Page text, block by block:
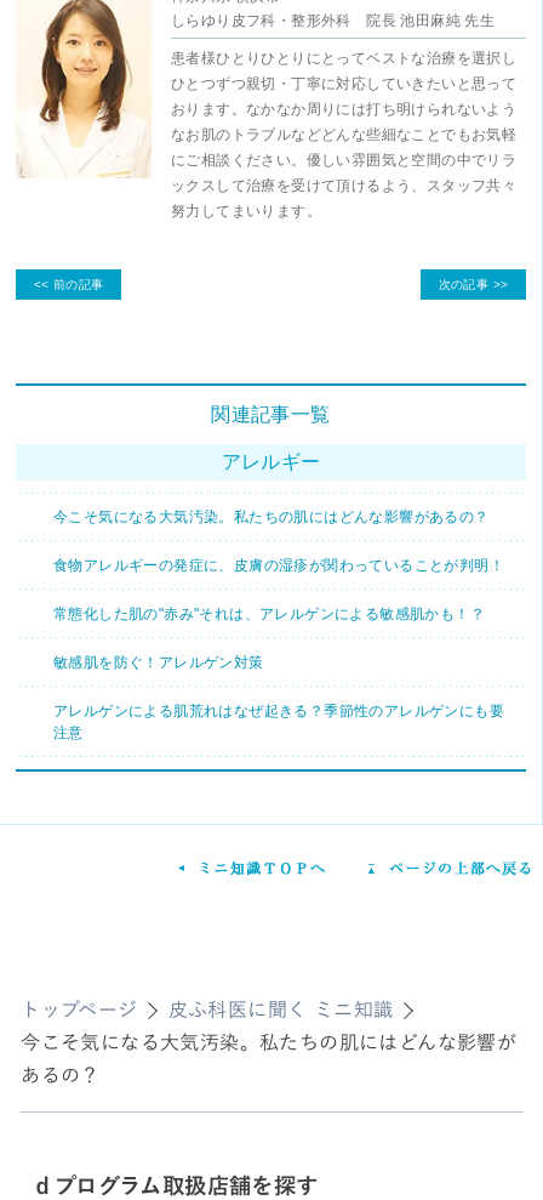
しらゆり皮フ科・整形外科
院長 池田麻純 先生
患者様ひとりひとりにとってベストな治療を選択し
ひとつずつ親切・丁寧に対応していきたいと思って
おります。なかなか周りには打ち明けられないよう
なお肌のトラブルなどどんな些細なことでもお気軽
にご相談ください。優しい雰囲気と空間の中でリラ
ックスして治療を受けて頂けるよう、スタッフ共々
努力してまいります。
<< 前の記事 次の記事 >>
関連記事一覧
アレルギー
今こそ気になる大気汚染。私たちの肌にはどんな影響があるの？
食物アレルギーの発症に、皮膚の湿疹が関わっていることが判明！
常態化した肌の"赤み"それは、アレルゲンによる敏感肌かも！？
敏感肌を防ぐ！アレルゲン対策
アレルゲンによる肌荒れはなぜ起きる？季節性のアレルゲンにも要
注意
トップページ
皮ふ科医に聞く ミニ知識
今こそ気になる大気汚染。私たちの肌にはどんな影響が
あるの？
ｄプログラム取扱店舗を探す